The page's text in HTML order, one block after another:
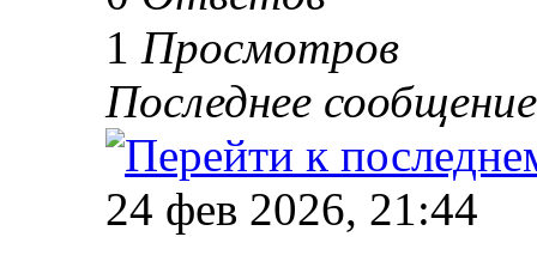
1 Просмотров
Последнее
24 фев 2026, 21:44